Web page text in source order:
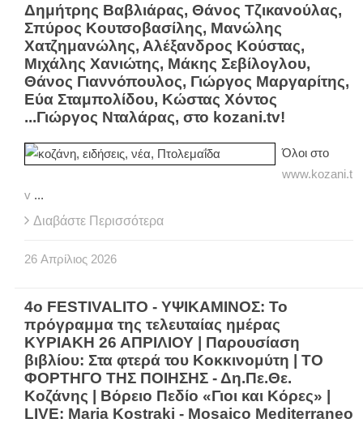
Δημήτρης Βαβλιάρας, Θάνος Τζικανούλας,
Σπύρος Κουτσοβασίλης, Μανώλης
Χατζημανώλης, Αλέξανδρος Κούστας,
Μιχάλης Χανιώτης, Μάκης Σεβίλογλου,
Θάνος Γιαννόπουλος, Γιώργος Μαργαρίτης,
Εύα Σταμπολίδου, Κώστας Χόντος
...Γιώργος Νταλάρας, στο kozani.tv!
Όλοι στο
www.kozani.t
v ...
Διαβάστε Περισσότερα
26 Απρίλιος 2026
4ο FESTIVALITO - ΥΨΙΚΑΜΙΝΟΣ: Το
πρόγραμμα της τελευταίας ημέρας
ΚΥΡΙΑΚΗ 26 ΑΠΡΙΛΙΟΥ | Παρουσίαση
βιβλίου: Στα φτερά του Κοκκινομύτη | ΤΟ
ΦΟΡΤΗΓΟ ΤΗΣ ΠΟΙΗΣΗΣ - Δη.Πε.Θε.
Κοζάνης | Βόρειο Πεδίο «Γιοι και Κόρες» |
LIVE: Maria Kostraki - Mosaico Mediterraneo